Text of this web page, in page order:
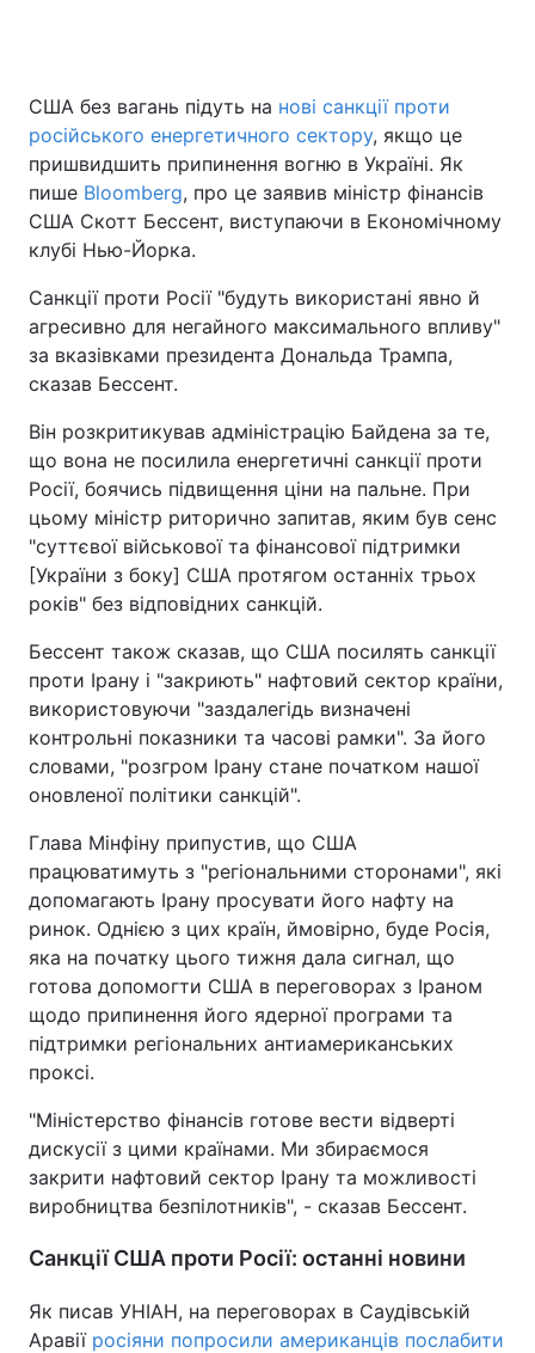
США без вагань підуть на нові санкції проти
російського енергетичного сектору, якщо це
пришвидшить припинення вогню в Україні. Як
пише Bloomberg, про це заявив міністр фінансів
США Скотт Бессент, виступаючи в Економічному
клубі Нью-Йорка.
Санкції проти Росії "будуть використані явно й
агресивно для негайного максимального впливу"
за вказівками президента Дональда Трампа,
сказав Бессент.
Він розкритикував адміністрацію Байдена за те,
що вона не посилила енергетичні санкції проти
Росії, боячись підвищення ціни на пальне. При
цьому міністр риторично запитав, яким був сенс
"суттєвої військової та фінансової підтримки
[України з боку] США протягом останніх трьох
років" без відповідних санкцій.
Бессент також сказав, що США посилять санкції
проти Ірану і "закриють" нафтовий сектор країни,
використовуючи "заздалегідь визначені
контрольні показники та часові рамки". За його
словами, "розгром Ірану стане початком нашої
оновленої політики санкцій".
Глава Мінфіну припустив, що США
працюватимуть з "регіональними сторонами", які
допомагають Ірану просувати його нафту на
ринок. Однією з цих країн, ймовірно, буде Росія,
яка на початку цього тижня дала сигнал, що
готова допомогти США в переговорах з Іраном
щодо припинення його ядерної програми та
підтримки регіональних антиамериканських
проксі.
"Міністерство фінансів готове вести відверті
дискусії з цими країнами. Ми збираємося
закрити нафтовий сектор Ірану та можливості
виробництва безпілотників", - сказав Бессент.
Санкції США проти Росії: останні новини
Як писав УНІАН, на переговорах в Саудівській
Аравії росіяни попросили американців послабити